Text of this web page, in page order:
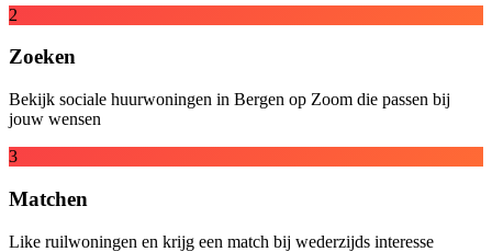
2
Zoeken
Bekijk sociale huurwoningen in Bergen op Zoom die passen bij
jouw wensen
3
Matchen
Like ruilwoningen en krijg een match bij wederzijds interesse